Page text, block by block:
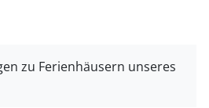
zu Ferienhäusern unseres